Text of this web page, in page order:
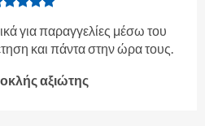
για παραγγελίες μέσω του
και πάντα στην ώρα τους.
αξιώτης